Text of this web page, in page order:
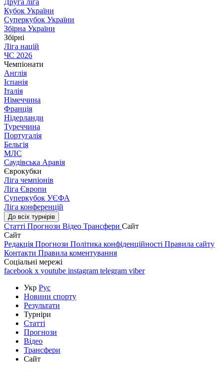
Друга ліга
Кубок України
Суперкубок України
Збірна України
Збірні
Ліга націй
ЧС 2026
Чемпіонати
Англія
Іспанія
Італія
Німеччина
Франція
Нідерланди
Туреччина
Португалія
Бельгія
МЛС
Саудівська Аравія
Єврокубки
Ліга чемпіонів
Ліга Європи
Суперкубок УЄФА
Ліга конференцій
До всіх турнірів
Статті Прогнози Відео Трансфери Сайт
Сайт
Редакція Прогнози Політика конфіденційності Правила сайту
Контакти Правила коментування
Соціальні мережі
facebook x youtube instagram telegram viber
Укр Рус
Новини спорту
Результати
Турніри
Статті
Прогнози
Відео
Трансфери
Сайт